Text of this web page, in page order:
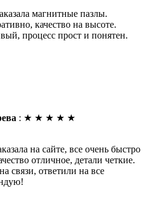
магнитные пазлы.
качество на высоте.
процесс прост и понятен.
: ★ ★ ★ ★ ★
на сайте, все очень быстро
отличное, детали четкие.
связи, ответили на все